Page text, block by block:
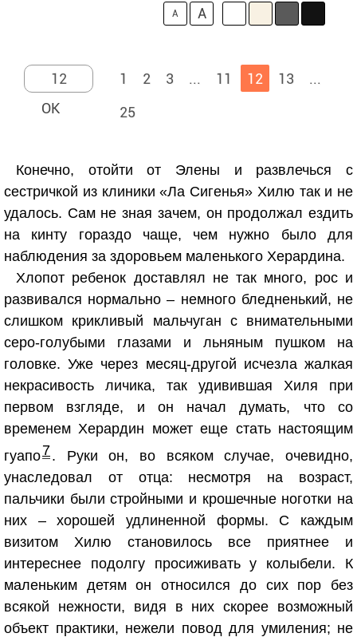
A A
1 2 3 ... 11 12 13
...
25
Конечно, отойти от Элены и развлечься с
сестричкой из клиники «Ла Сигенья» Хилю так и не
удалось. Сам не зная зачем, он продолжал ездить
на кинту гораздо чаще, чем нужно было для
наблюдения за здоровьем маленького Херардина.
Хлопот ребенок доставлял не так много, рос и
развивался нормально – немного бледненький, не
слишком крикливый мальчуган с внимательными
серо-голубыми глазами и льняным пушком на
головке. Уже через месяц-другой исчезла жалкая
некрасивость личика, так удивившая Хиля при
первом взгляде, и он начал думать, что со
временем Херардин может еще стать настоящим
гуапо7. Руки он, во всяком случае, очевидно,
унаследовал от отца: несмотря на возраст,
пальчики были стройными и крошечные ноготки на
них – хорошей удлиненной формы. С каждым
визитом Хилю становилось все приятнее и
интереснее подолгу просиживать у колыбели. К
маленьким детям он относился до сих пор без
всякой нежности, видя в них скорее возможный
объект практики, нежели повод для умиления; не